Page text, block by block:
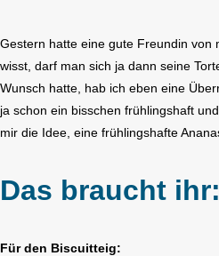
Gestern hatte eine gute Freundin von
wisst, darf man sich ja dann seine
Wunsch hatte, hab ich eben eine
ja schon ein bisschen frühlingshaft
mir die Idee, eine frühlingshafte
Das braucht ihr:
Für den Biscuitteig: